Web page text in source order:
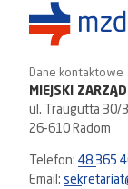
Dane kontaktowe
MIEJSKI
ul. Traugutta 30/
26-610 Radom
Telefon:48 365
Email: